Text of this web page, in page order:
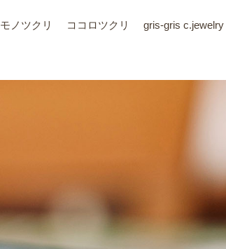
モノツクリ ココロツクリ gris-gris c.jewelry